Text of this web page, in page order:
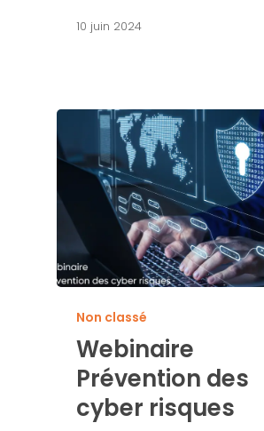
10 juin 2024
Non classé
Webinaire
Prévention des
cyber risques